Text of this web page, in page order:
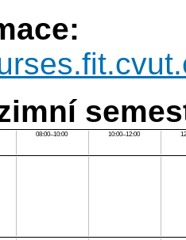
08:00–10:00 10:00–12:00